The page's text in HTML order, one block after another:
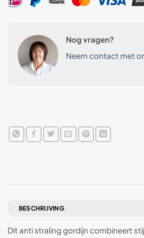
Nog vragen?
Neem contact met
BESCHRIJVING
Dit anti straling gordijn combineert